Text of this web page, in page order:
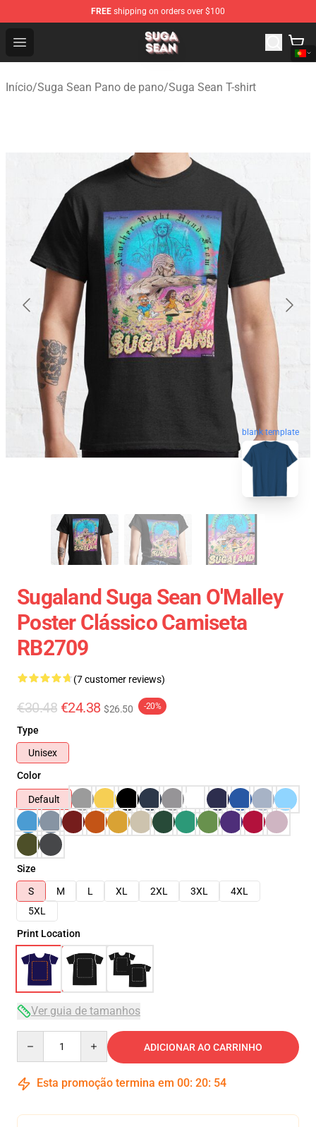
FREE shipping on orders over $100
Open menu
Suga Sean Shop - Official Suga Sean Merchandise Store
Início/Suga Sean Pano de pano/Suga Sean T-shirt
blank template
Sugaland Suga Sean O'Malley
Poster Clássico Camiseta
RB2709
(7 customer reviews)
€30.48 €24.38 $26.50 -20%
Type
Unisex
Color
Default
Size
S
M L XL 2XL 3XL
4XL
5XL
Print Location
Ver guia de tamanhos
ADICIONAR AO CARRINHO
Esta promoção termina em 00: 20: 53